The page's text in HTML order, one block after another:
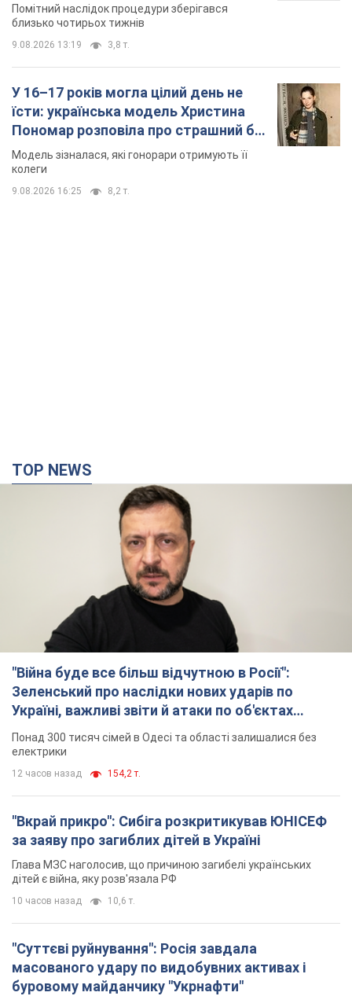
Помітний наслідок процедури зберігався
близько чотирьох тижнів
9.08.2026 13:19 3,8 т.
У 16–17 років могла цілий день не
їсти: українська модель Христина
Пономар розповіла про страшний бік
модельної кар’єри
Модель зізналася, які гонорари отримують її
колеги
9.08.2026 16:25 8,2 т.
TOP NEWS
"Війна буде все більш відчутною в Росії":
Зеленський про наслідки нових ударів по
Україні, важливі звіти й атаки по об'єктах
ворога. Відео
Понад 300 тисяч сімей в Одесі та області залишалися без
електрики
12 часов назад 154,2 т.
"Вкрай прикро": Сибіга розкритикував ЮНІСЕФ
за заяву про загиблих дітей в Україні
Глава МЗС наголосив, що причиною загибелі українських
дітей є війна, яку розв'язала РФ
10 часов назад 10,6 т.
"Суттєві руйнування": Росія завдала
масованого удару по видобувних активах і
буровому майданчику "Укрнафти"